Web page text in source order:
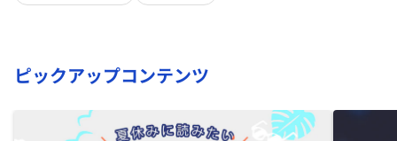
ピックアップコンテンツ